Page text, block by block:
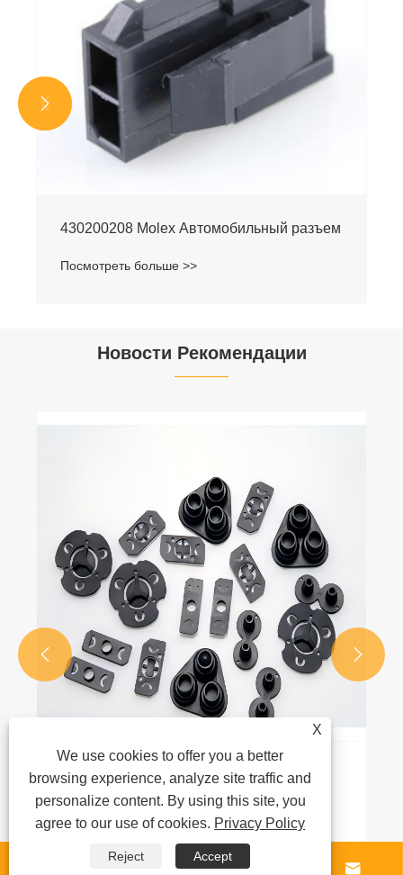
430200208 Molex Автомобильный разъем
Посмотреть больше >>


Новости Рекомендации
Инновации в функциях и материалах
резиновых деталей автомобильных
жгутов проводов: важность и тенденция
развития водонепроницаемого
уплотнения
Посмотреть больше >>
 
 
X
We use cookies to offer you a better
browsing experience, analyze site traffic and
personalize content. By using this site, you
agree to our use of cookies. Privacy Policy
Reject Accept